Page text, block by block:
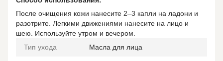
После очищения кожи нанесите 2–3 капли на ладони и
разотрите. Легкими движениями нанесите на лицо и
шею. Используйте утром и вечером.
Тип ухода
Масла для лица